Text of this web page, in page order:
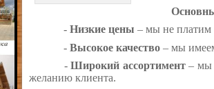
-Низкие цены – мы не платим
-Высокое качество – мы
-Широкий ассортимент– мы
желанию клиента.